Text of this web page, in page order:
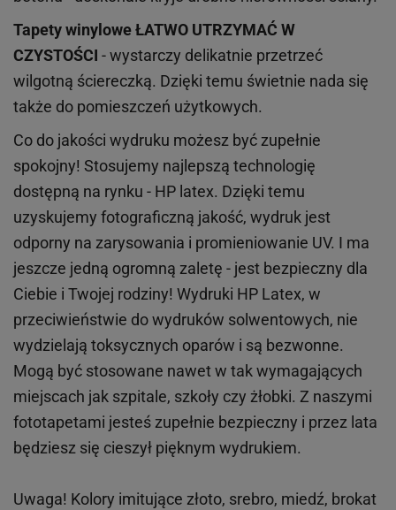
Tapety winyloweŁATWO UTRZYMAĆ W
CZYSTOŚCI - wystarczy delikatnie przetrzeć
wilgotną ściereczką. Dzięki temu świetnie nada się
także do pomieszczeń użytkowych.
Co do jakości wydruku możesz być zupełnie
spokojny! Stosujemy najlepszą technologię
dostępną na rynku - HP latex. Dzięki temu
uzyskujemy fotograficzną jakość, wydruk jest
odporny na zarysowania i promieniowanie UV. I ma
jeszcze jedną ogromną zaletę - jest bezpieczny dla
Ciebie i Twojej rodziny! Wydruki HP Latex, w
przeciwieństwie do wydruków solwentowych, nie
wydzielają toksycznych oparów i są bezwonne.
Mogą być stosowane nawet w tak wymagających
miejscach jak szpitale, szkoły czy żłobki. Z naszymi
fototapetami jesteś zupełnie bezpieczny i przez lata
będziesz się cieszył pięknym wydrukiem.
Uwaga! Kolory imitujące złoto, srebro, miedź, brokat